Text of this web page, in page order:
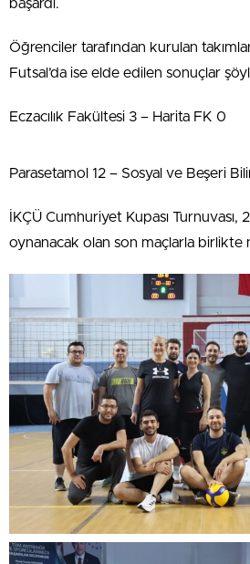
başardı.
Öğrenciler tarafından kurulan
Futsal’da ise elde edilen sonuçlar
Eczacılık Fakültesi 3 – Harita FK 0
Parasetamol 12 – Sosyal ve Beşeri
İKÇÜ Cumhuriyet Kupası
oynanacak olan son maçlarla birlikte